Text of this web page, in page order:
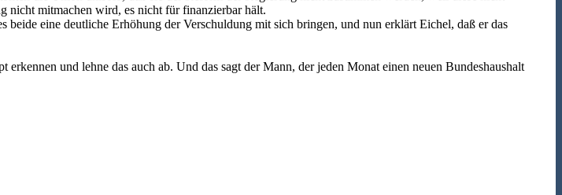
nicht mitmachen wird, es nicht für finanzierbar hält.
eine deutliche Erhöhung der Verschuldung mit sich bringen, und nun erklärt Eichel, daß er das
und lehne das auch ab. Und das sagt der Mann, der jeden Monat einen neuen Bundeshaushalt